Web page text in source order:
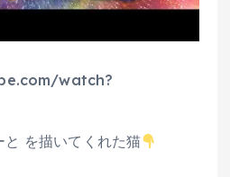
watch?
を描いてくれた猫